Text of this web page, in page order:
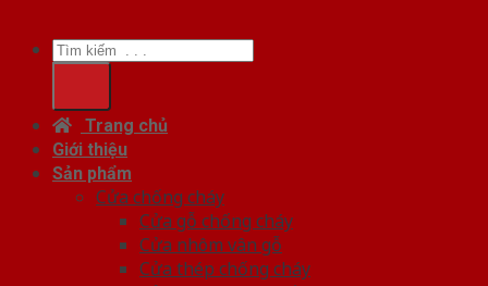
Tìm
kiếm:
Trang chủ
Giới thiệu
Sản phẩm
Cửa chống cháy
Cửa gỗ chống cháy
Cửa nhôm vân gỗ
Cửa thép chống cháy